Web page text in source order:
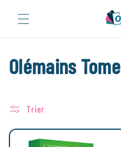
passer au
contenu
C
l
Olémains
Trier